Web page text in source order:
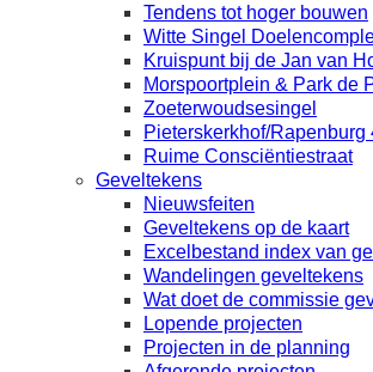
Tendens tot hoger bouwen
Witte Singel
Kruispunt bij de Jan van
Morspoortplein & Park de
Zoeterwoudsesingel
Pieterskerkhof/Rapenburg
Ruime Consciëntiestraat
Geveltekens
Nieuwsfeiten
Geveltekens op de kaart
Excelbestand index van
Wandelingen geveltekens
Wat doet de commissie
Lopende projecten
Projecten in de planning